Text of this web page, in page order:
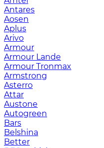
Antares
Aosen
Aplus
Arivo
Armour
Armour Lande
Armour Tronmax
Armstrong
Asterro
Attar
Austone
Autogreen
Bars
Belshina
Better